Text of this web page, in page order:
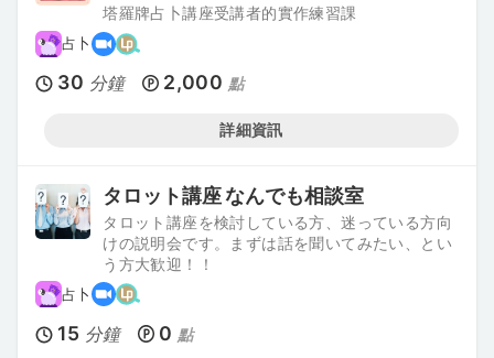
塔羅牌占卜講座受講者的實作練習課
占卜
30 分鐘 2,000 點
詳細資訊
タロット講座 なんでも相談室
タロット講座を検討している方、迷っている方向
けの説明会です。まずは話を聞いてみたい、とい
う方大歓迎！！
占卜
15 分鐘 0 點